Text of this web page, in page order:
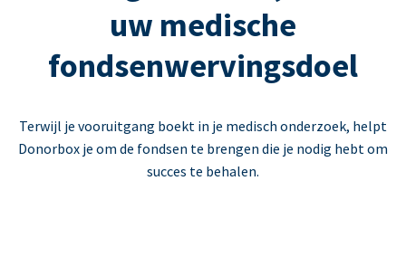
uw medische
fondsenwervingsdoel
Terwijl je vooruitgang boekt in je medisch onderzoek, helpt
Donorbox je om de fondsen te brengen die je nodig hebt om
succes te behalen.